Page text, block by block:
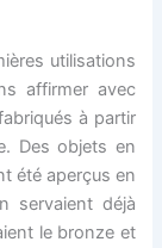
utilisations
affirmer avec
à partir
Des objets en
été aperçus en
servaient déjà
le bronze et